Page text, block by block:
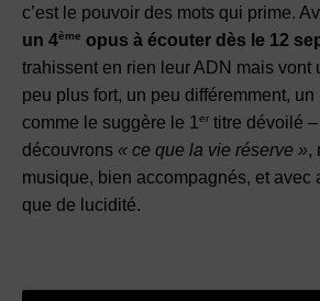
c’est le pouvoir des mots qui prime.
un 4ème opus à écouter dès le 12
trahissent en rien leur ADN mais vont
peu plus fort, un peu différemment,
comme le suggère le 1 er titre dévoilé –
découvrons « ce que la vie réserve »,
musique, bien accompagnés, et avec
que de lucidité.